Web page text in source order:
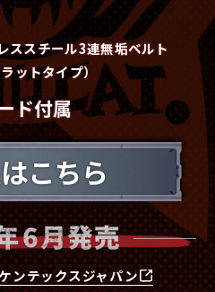
ススチール3連無垢ベルト
ットタイプ）
ド付属
こちら
ンテックスジャパン